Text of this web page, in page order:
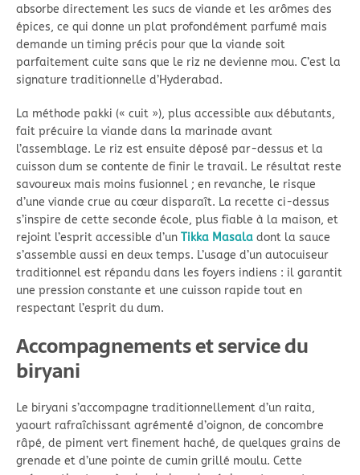
absorbe directement les sucs de viande et les arômes des
épices, ce qui donne un plat profondément parfumé mais
demande un timing précis pour que la viande soit
parfaitement cuite sans que le riz ne devienne mou. C’est la
signature traditionnelle d’Hyderabad.
La méthode pakki (« cuit »), plus accessible aux débutants,
fait précuire la viande dans la marinade avant
l’assemblage. Le riz est ensuite déposé par-dessus et la
cuisson dum se contente de finir le travail. Le résultat reste
savoureux mais moins fusionnel ; en revanche, le risque
d’une viande crue au cœur disparaît. La recette ci-dessus
s’inspire de cette seconde école, plus fiable à la maison, et
rejoint l’esprit accessible d’un Tikka Masala dont la sauce
s’assemble aussi en deux temps. L’usage d’un autocuiseur
traditionnel est répandu dans les foyers indiens : il garantit
une pression constante et une cuisson rapide tout en
respectant l’esprit du dum.
Accompagnements et service du
biryani
Le biryani s’accompagne traditionnellement d’un raita,
yaourt rafraîchissant agrémenté d’oignon, de concombre
râpé, de piment vert finement haché, de quelques grains de
grenade et d’une pointe de cumin grillé moulu. Cette